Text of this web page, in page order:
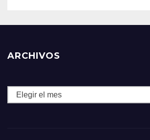
ARCHIVOS
Archivos